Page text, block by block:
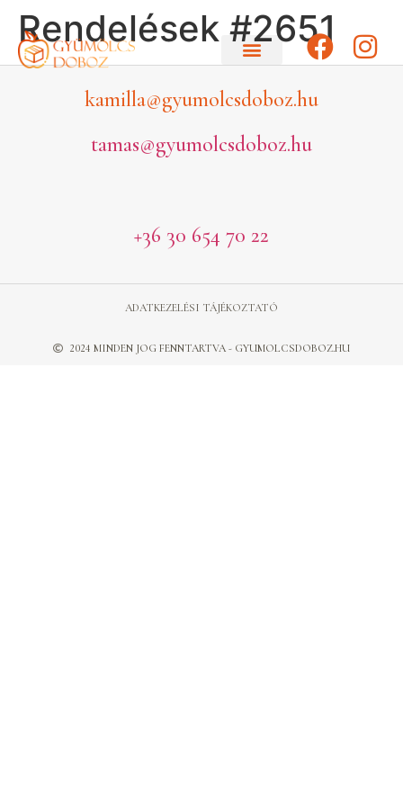
Rendelések #2651
kamilla@gyumolcsdoboz.hu
tamas@gyumolcsdoboz.hu
+36 30 654 70 22
2024 MINDEN JOG FENNTARTVA - GYUMOLCSDOBOZ.HU
ADATKEZELÉSI TÁJÉKOZTATÓ